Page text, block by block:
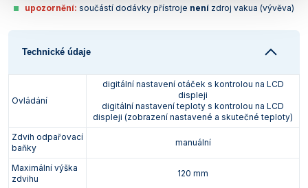
upozornění: součástí dodávky přístroje není zdroj vakua (vývěva)
Technické údaje
Ovládání
digitální nastavení otáček s kontrolou na LCD
displeji
digitální nastavení teploty s kontrolou na LCD
displeji (zobrazení nastavené a skutečné teploty)
Zdvih odpařovací
baňky
manuální
Maximální výška
zdvihu
120 mm